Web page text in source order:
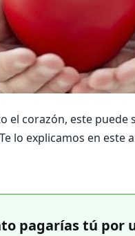
el corazón, este puede
lo explicamos en este
pagarías tú por